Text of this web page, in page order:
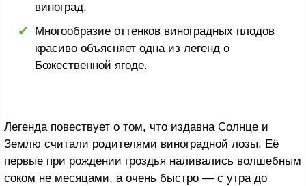
виноград.
Многообразие оттенков виноградных плодов
красиво объясняет одна из легенд о
Божественной ягоде.
Легенда повествует о том, что издавна Солнце и
Землю считали родителями виноградной лозы. Её
первые при рождении гроздья наливались волшебным
соком не месяцами, а очень быстро — с утра до